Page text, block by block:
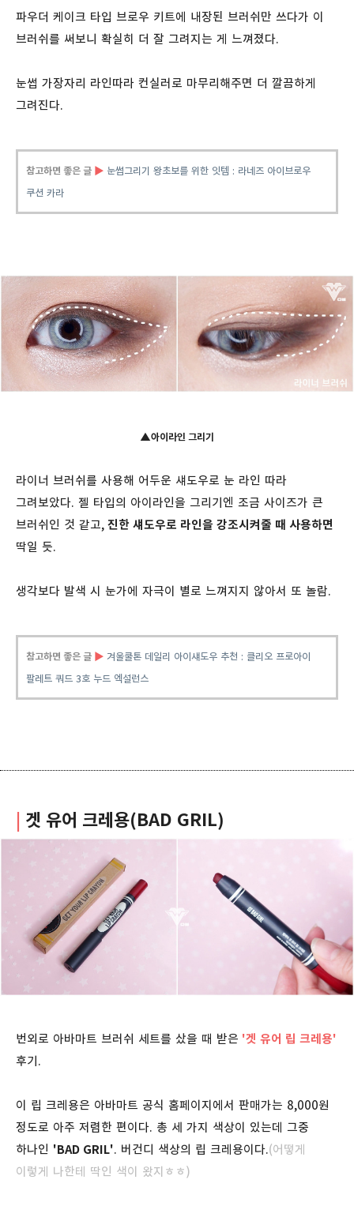
파우더 케이크 타입 브로우 키트에 내장된 브러쉬만 쓰다가 이
브러쉬를 써보니 확실히 더 잘 그려지는 게 느껴졌다.
눈썹 가장자리 라인따라 컨실러로 마무리해주면 더 깔끔하게
그려진다.
참고하면 좋은 글 ▶ 눈썹그리기 왕초보를 위한 잇템 : 라네즈 아이브로우
쿠션 카라
▲아이라인 그리기
라이너 브러쉬를 사용해 어두운 섀도우로 눈 라인 따라
그려보았다. 젤 타입의 아이라인을 그리기엔 조금 사이즈가 큰
브러쉬인 것 같고, 진한 섀도우로 라인을 강조시켜줄 때 사용하면
딱일 듯.
생각보다 발색 시 눈가에 자극이 별로 느껴지지 않아서 또 놀람.
참고하면 좋은 글 ▶ 겨울쿨톤 데일리 아이섀도우 추천 : 클리오 프로아이
팔레트 쿼드 3호 누드 엑설런스
| 겟 유어 크레용(BAD GRIL)
번외로 아바마트 브러쉬 세트를 샀을 때 받은 '겟 유어 립 크레용'
후기.
이 립 크레용은 아바마트 공식 홈페이지에서 판매가는 8,000원
정도로 아주 저렴한 편이다. 총 세 가지 색상이 있는데 그중
하나인 'BAD GRIL'. 버건디 색상의 립 크레용이다.(어떻게
이렇게 나한테 딱인 색이 왔지ㅎㅎ)